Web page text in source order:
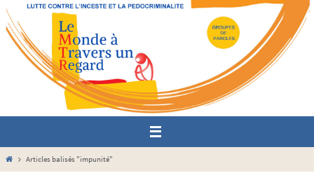
Passer
vers
contenu
HomeArticles balisés "impunité"